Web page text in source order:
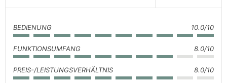
BEDIENUNG 10.0/10
FUNKTIONSUMFANG 8.0/10
PREIS-/LEISTUNGSVERHÄLTNIS 8.0/10